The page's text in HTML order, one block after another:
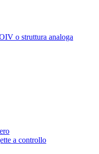
o struttura analoga
a controllo